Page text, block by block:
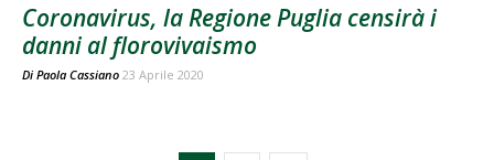
Coronavirus, la Regione Puglia censirà i
danni al florovivaismo
Di Paola Cassiano 23 Aprile 2020